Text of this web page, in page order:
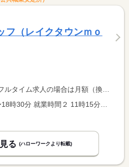
フ（レイクタウンｍｏ
額（換算額）、パート求人の場合は時間額を表示しています。
る (ハローワークより転載)